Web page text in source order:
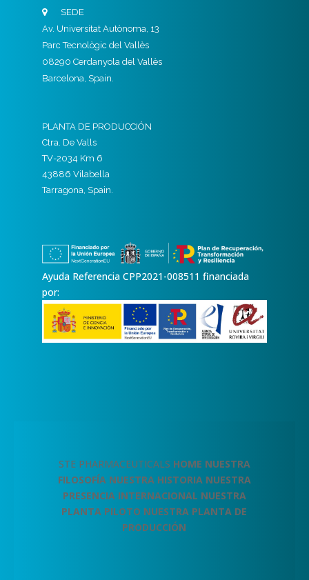
SEDE
Av. Universitat Autònoma, 13
Parc Tecnològic del Vallès
08290 Cerdanyola del Vallès
Barcelona, Spain.
PLANTA DE PRODUCCIÓN
Ctra. De Valls
TV-2034 Km 6
43886 Vilabella
Tarragona, Spain.
Ayuda Referencia CPP2021-008511 financiada
por:
STE PHARMACEUTICALS HOME NUESTRA
FILOSOFÍA NUESTRA HISTORIA NUESTRA
PRESENCIA INTERNACIONAL NUESTRA
PLANTA PILOTO NUESTRA PLANTA DE
PRODUCCIÓN